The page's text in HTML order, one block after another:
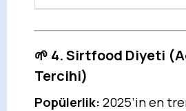
🌱 4. Sirtfood Diyeti
Tercihi)
Popülerlik: 2025’in en